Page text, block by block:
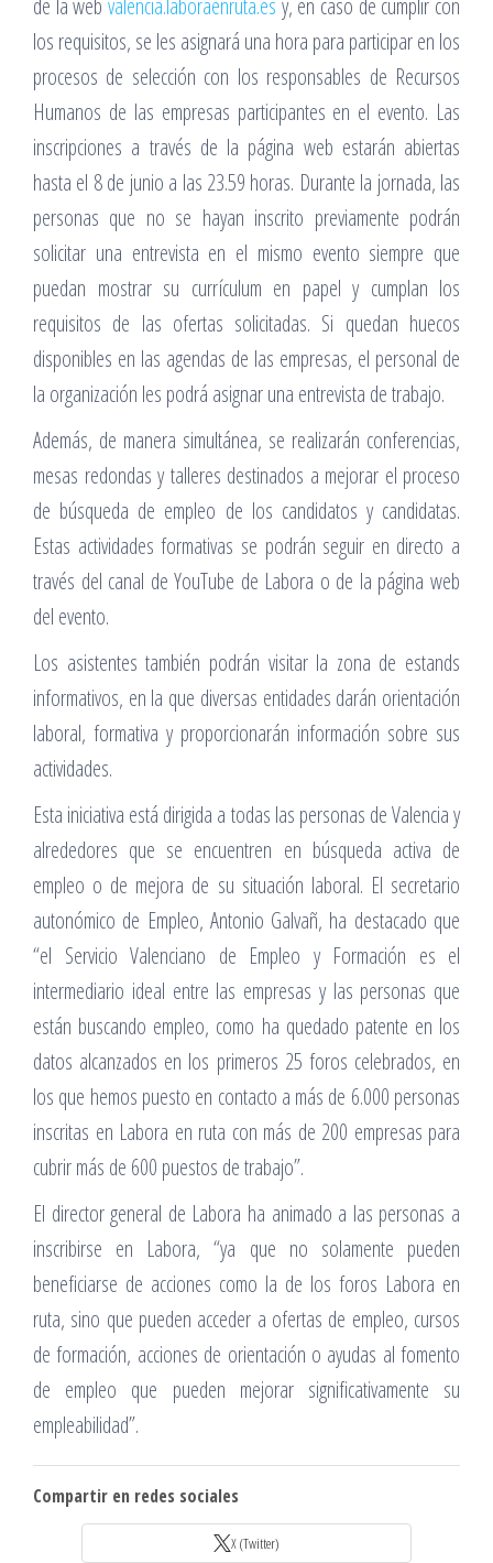
de la web valencia.laboraenruta.es y, en caso de cumplir con
los requisitos, se les asignará una hora para participar en los
procesos de selección con los responsables de Recursos
Humanos de las empresas participantes en el evento. Las
inscripciones a través de la página web estarán abiertas
hasta el 8 de junio a las 23.59 horas. Durante la jornada, las
personas que no se hayan inscrito previamente podrán
solicitar una entrevista en el mismo evento siempre que
puedan mostrar su currículum en papel y cumplan los
requisitos de las ofertas solicitadas. Si quedan huecos
disponibles en las agendas de las empresas, el personal de
la organización les podrá asignar una entrevista de trabajo.
Además, de manera simultánea, se realizarán conferencias,
mesas redondas y talleres destinados a mejorar el proceso
de búsqueda de empleo de los candidatos y candidatas.
Estas actividades formativas se podrán seguir en directo a
través del canal de YouTube de Labora o de la página web
del evento.
Los asistentes también podrán visitar la zona de estands
informativos, en la que diversas entidades darán orientación
laboral, formativa y proporcionarán información sobre sus
actividades.
Esta iniciativa está dirigida a todas las personas de Valencia y
alrededores que se encuentren en búsqueda activa de
empleo o de mejora de su situación laboral. El secretario
autonómico de Empleo, Antonio Galvañ, ha destacado que
“el Servicio Valenciano de Empleo y Formación es el
intermediario ideal entre las empresas y las personas que
están buscando empleo, como ha quedado patente en los
datos alcanzados en los primeros 25 foros celebrados, en
los que hemos puesto en contacto a más de 6.000 personas
inscritas en Labora en ruta con más de 200 empresas para
cubrir más de 600 puestos de trabajo”.
El director general de Labora ha animado a las personas a
inscribirse en Labora, “ya que no solamente pueden
beneficiarse de acciones como la de los foros Labora en
ruta, sino que pueden acceder a ofertas de empleo, cursos
de formación, acciones de orientación o ayudas al fomento
de empleo que pueden mejorar significativamente su
empleabilidad”.
Compartir en redes sociales
X (Twitter)